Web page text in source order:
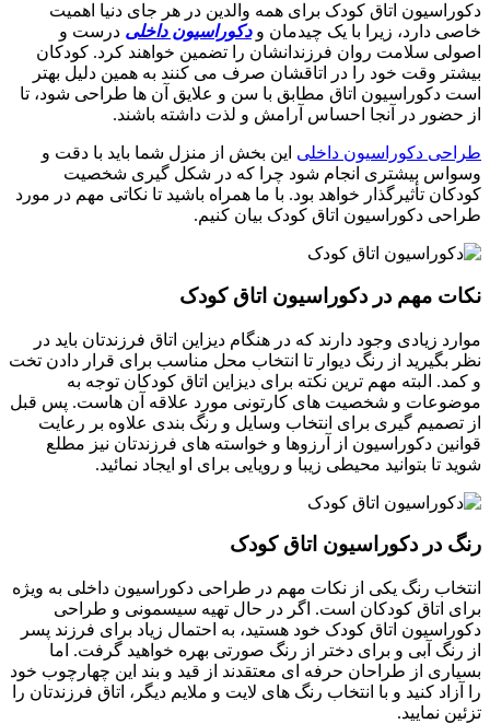
دکوراسیون اتاق کودک برای همه والدین در هر جای دنیا اهمیت
خاصی دارد، زیرا با یک چیدمان ودکوراسیون داخلی درست و
اصولی سلامت روان فرزندانشان را تضمین خواهند کرد. کودکان
بیشتر وقت خود را در اتاقشان صرف می کنند به همین دلیل بهتر
است دکوراسیون اتاق مطابق با سن و علایق آن‌ ها طراحی شود، تا
از حضور در آنجا احساس آرامش و لذت داشته باشند.
طراحی دکوراسیون داخلی این بخش از منزل شما باید با دقت و
وسواس بیشتری انجام شود چرا که در شکل گیری شخصیت
کودکان تأثیرگذار خواهد بود. با ما همراه باشید تا نکاتی مهم در مورد
طراحی دکوراسیون اتاق کودک بیان کنیم.
نکات مهم در دکوراسیون اتاق کودک
موارد زیادی وجود دارند که در هنگام دیزاین اتاق فرزندتان باید در
نظر بگیرید از رنگ دیوار تا انتخاب محل مناسب برای قرار دادن تخت
و کمد. البته مهم ترین نکته برای دیزاین اتاق کودکان توجه به
موضوعات و شخصیت های کارتونی مورد علاقه آن هاست. پس قبل
از تصمیم گیری برای انتخاب وسایل و رنگ بندی علاوه بر رعایت
قوانین دکوراسیون از آرزوها و خواسته های فرزندتان نیز مطلع
شوید تا بتوانید محیطی زیبا و رویایی برای او ایجاد نمائید.
رنگ در دکوراسیون اتاق کودک
انتخاب رنگ یکی از نکات مهم در طراحی دکوراسیون داخلی به ویژه
برای اتاق کودکان است. اگر در حال تهیه سیسمونی و طراحی
دکوراسیون اتاق کودک خود هستید، به احتمال زیاد برای فرزند پسر
از رنگ آبی و برای دختر از رنگ صورتی بهره خواهید گرفت. اما
بسیاری از طراحان حرفه ای معتقدند از قید و بند این چهارچوب خود
را آزاد کنید و با انتخاب رنگ های لایت و ملایم دیگر، اتاق فرزندتان را
تزئین نمایید.